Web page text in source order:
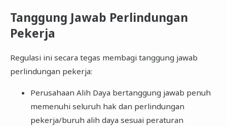
Tanggung Jawab Perlindungan
Pekerja
Regulasi ini secara tegas membagi tanggung jawab
perlindungan pekerja:
Perusahaan Alih Daya bertanggung jawab penuh
memenuhi seluruh hak dan perlindungan
pekerja/buruh alih daya sesuai peraturan